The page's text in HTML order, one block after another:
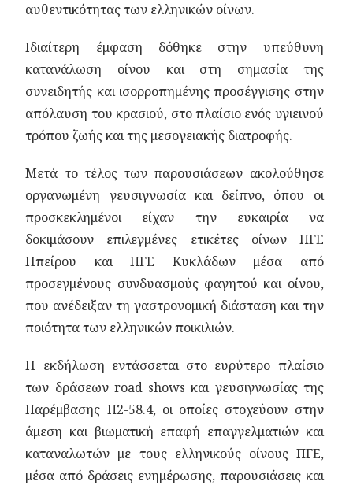
αυθεντικότητας των ελληνικών οίνων.
Ιδιαίτερη έμφαση δόθηκε στην υπεύθυνη
κατανάλωση οίνου και στη σημασία της
συνειδητής και ισορροπημένης προσέγγισης στην
απόλαυση του κρασιού, στο πλαίσιο ενός υγιεινού
τρόπου ζωής και της μεσογειακής διατροφής.
Μετά το τέλος των παρουσιάσεων ακολούθησε
οργανωμένη γευσιγνωσία και δείπνο, όπου οι
προσκεκλημένοι είχαν την ευκαιρία να
δοκιμάσουν επιλεγμένες ετικέτες οίνων ΠΓΕ
Ηπείρου και ΠΓΕ Κυκλάδων μέσα από
προσεγμένους συνδυασμούς φαγητού και οίνου,
που ανέδειξαν τη γαστρονομική διάσταση και την
ποιότητα των ελληνικών ποικιλιών.
Η εκδήλωση εντάσσεται στο ευρύτερο πλαίσιο
των δράσεων road shows και γευσιγνωσίας της
Παρέμβασης Π2-58.4, οι οποίες στοχεύουν στην
άμεση και βιωματική επαφή επαγγελματιών και
καταναλωτών με τους ελληνικούς οίνους ΠΓΕ,
μέσα από δράσεις ενημέρωσης, παρουσιάσεις και